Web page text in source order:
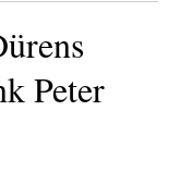
Peter